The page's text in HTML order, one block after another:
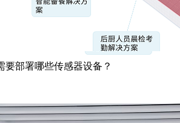
要部署哪些传感器设备？